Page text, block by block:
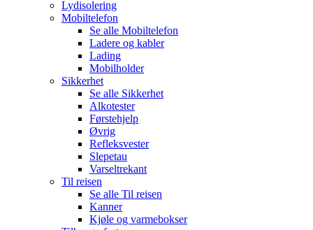
Lydisolering
Mobiltelefon
Se alle Mobiltelefon
Ladere og kabler
Lading
Mobilholder
Sikkerhet
Se alle Sikkerhet
Alkotester
Førstehjelp
Øvrig
Refleksvester
Slepetau
Varseltrekant
Til reisen
Se alle Til reisen
Kanner
Kjøle og varmebokser